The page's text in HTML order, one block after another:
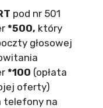
pod nr 501
*500, który
głosowej
*100 (opłata
oferty)
telefony na